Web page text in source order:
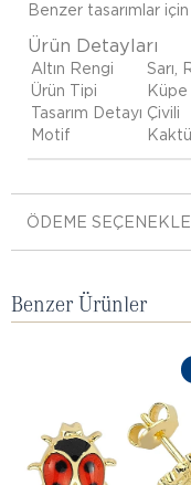
Benzer tasarımlar için
Ürün Detayları
Altın Rengi
Sarı,
Ürün Tipi
Küpe
Tasarım Detayı Çivili
Motif
ÖDEME
Benzer Ürünler